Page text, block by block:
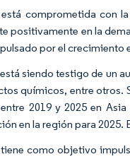
comprometida con
positivamente en la
por el crecimiento
siendo testigo de un
químicos, entre otros.
2019 y 2025 en
en la región para
como objetivo